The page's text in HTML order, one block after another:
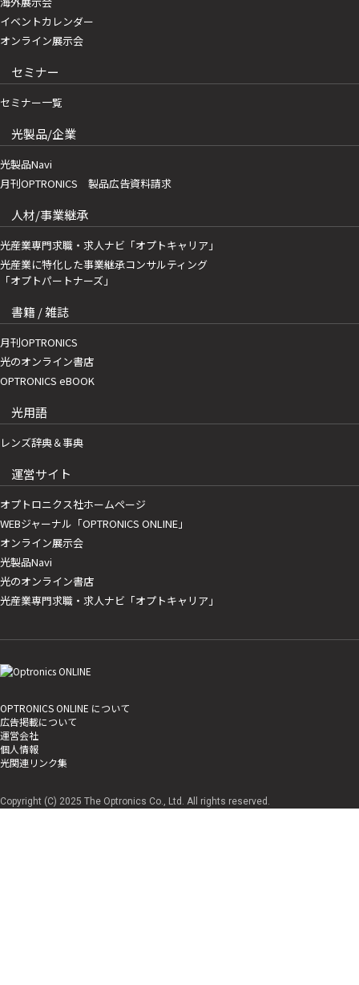
イベントカレンダー
オンライン展示会
セミナー
セミナー一覧
光製品/企業
光製品Navi
月刊OPTRONICS 製品広告資料請求
人材/事業継承
光産業専門求職・求人ナビ「オプトキャリア」
光産業に特化した事業継承コンサルティング
「オプトパートナーズ」
書籍 / 雑誌
月刊OPTRONICS
光のオンライン書店
OPTRONICS eBOOK
光用語
レンズ辞典＆事典
運営サイト
オプトロニクス社ホームページ
WEBジャーナル「OPTRONICS ONLINE」
オンライン展示会
光製品Navi
光のオンライン書店
光産業専門求職・求人ナビ「オプトキャリア」
OPTRONICS ONLINE について
広告掲載について
運営会社
個人情報
光関連リンク集
Copyright (C) 2025 The Optronics Co., Ltd. All rights reserved.